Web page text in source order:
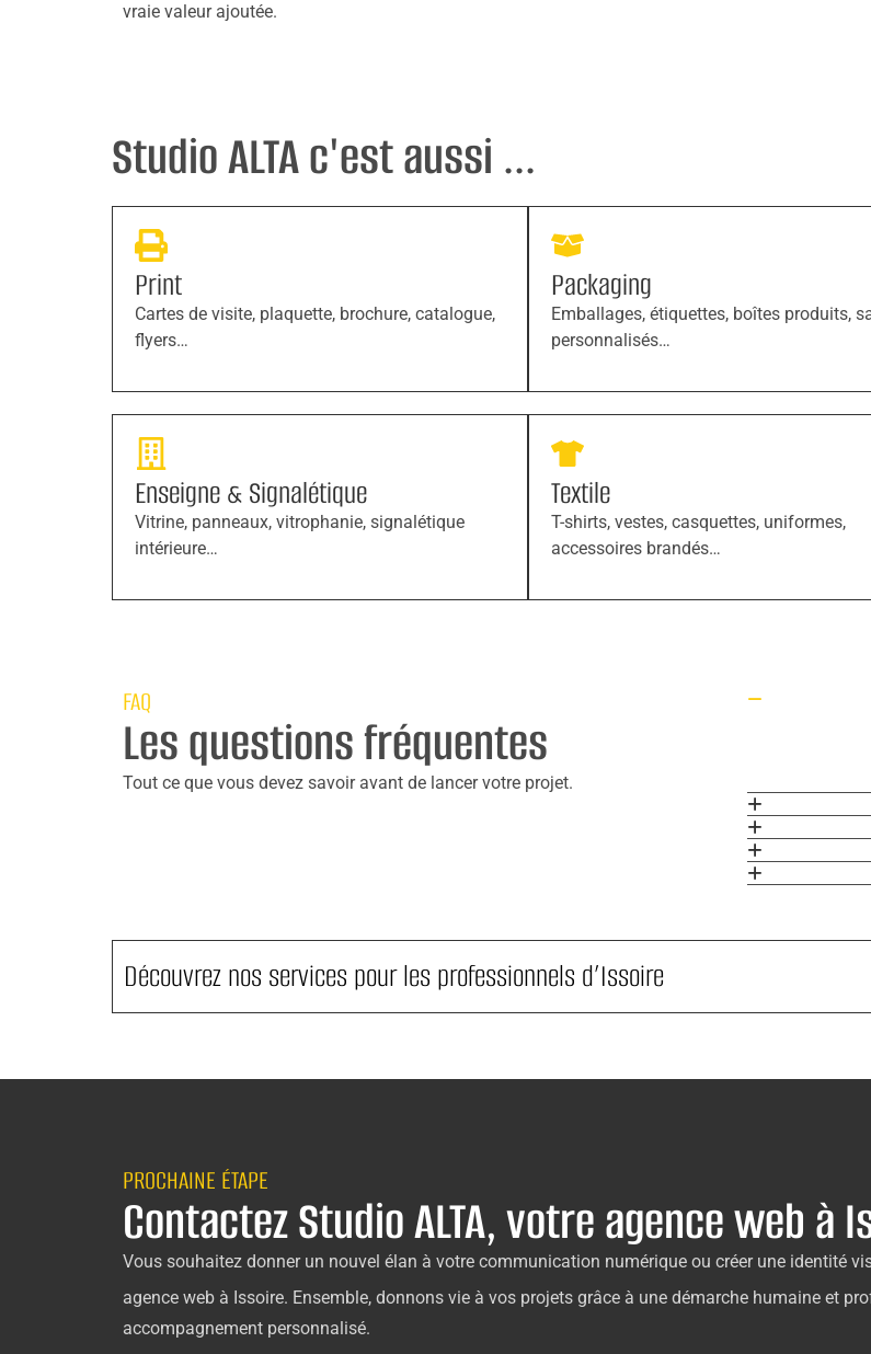
vraie valeur ajoutée.
Studio ALTA c'est aussi ...
Print
Cartes de visite, plaquette, brochure, catalogue,
flyers…
Packaging
Emballages, étiquettes, boîtes produits,
personnalisés…
Enseigne & Signalétique
Vitrine, panneaux, vitrophanie, signalétique
intérieure…
Textile
T-shirts, vestes, casquettes, uniformes,
accessoires brandés…
FAQ
Les questions fréquentes
Tout ce que vous devez savoir avant de lancer votre projet.
Découvrez nos services pour les professionnels d’Issoire
PROCHAINE ÉTAPE
Contactez Studio ALTA, votre agence web à
Vous souhaitez donner un nouvel élan à votre communication numérique ou créer une identité
agence web à Issoire. Ensemble, donnons vie à vos projets grâce à une démarche humaine et
accompagnement personnalisé.